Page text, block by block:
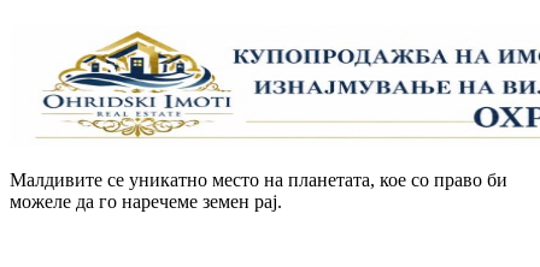
Малдивите се уникатно место на планетата, кое со право би
можеле да го наречеме земен рај.